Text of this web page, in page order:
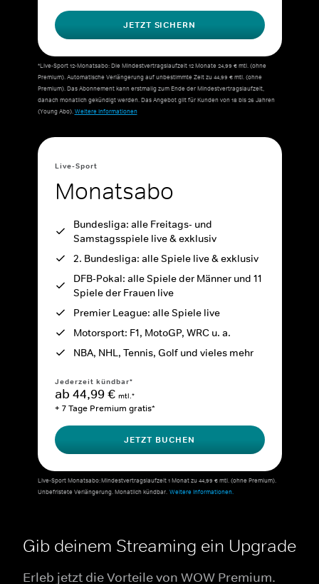
JETZT SICHERN
*Live-Sport 12-Monatsabo: Die Mindestvertragslaufzeit 12 Monate 24,99 € mtl. (ohne
Premium). Automatische Verlängerung auf unbestimmte Zeit zu 44,99 € mtl. (ohne
Premium). Das Abonnement kann erstmalig zum Ende der Mindestvertragslaufzeit,
danach monatlich gekündigt werden. Das Angebot gilt für Kunden von 18 bis 26 Jahren
(Young Abo).Weitere Informationen
Live-Sport
Monatsabo
Bundesliga: alle Freitags- und
Samstagsspiele live & exklusiv
2. Bundesliga: alle Spiele live & exklusiv
DFB-Pokal: alle Spiele der Männer und 11
Spiele der Frauen live
Premier League: alle Spiele live
Motorsport: F1, MotoGP, WRC u. a.
NBA, NHL, Tennis, Golf und vieles mehr
Jederzeit kündbar*
ab 44,99 € mtl.*
+ 7 Tage Premium gratis*
JETZT BUCHEN
Live-Sport Monatsabo: Mindestvertragslaufzeit 1 Monat zu 44,99 € mtl. (ohne Premium).
Unbefristete Verlängerung. Monatlich kündbar. Weitere Informationen.
Gib deinem Streaming ein Upgrade
Erleb jetzt die Vorteile von WOW Premium.